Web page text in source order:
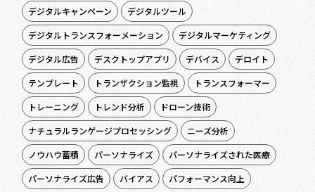
デジタルキャンペーン
デジタルツール
デジタルトランスフォーメーション
デジタルマーケティング
デジタル広告
デスクトップアプリ デバイス
デロイト
テンプレート
トランザクション監視
トランスフォーマー
トレーニング
トレンド分析
ドローン技術
ナチュラルランゲージプロセッシング
ニーズ分析
ノウハウ蓄積
パーソナライズ
パーソナライズされた医療
パーソナライズ広告
バイアス
パフォーマンス向上